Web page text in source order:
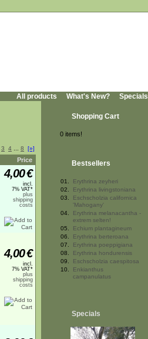
All products What's New? Specials
3 4 8 [»]
Price
4,00€
incl.
7% VAT*
plus
shipping
costs
4,00€
incl.
7% VAT*
plus
shipping
costs
Shopping Cart
0 items!
Bestsellers
01.
Erythrina zeyheri
02.
Erythrina livingstoniana
03.
Eschscholzia californica
'Mahogany'
04.
Erythrina melanacantha -
extrem selten!
05.
Echium plantagineum
06.
Erythrina berteroana
07.
Erythrina poeppigiana
08.
Erythrina hondurensis
09.
Eschscholzia caespitosa
10.
Enkianthus
campanulatus
Specials